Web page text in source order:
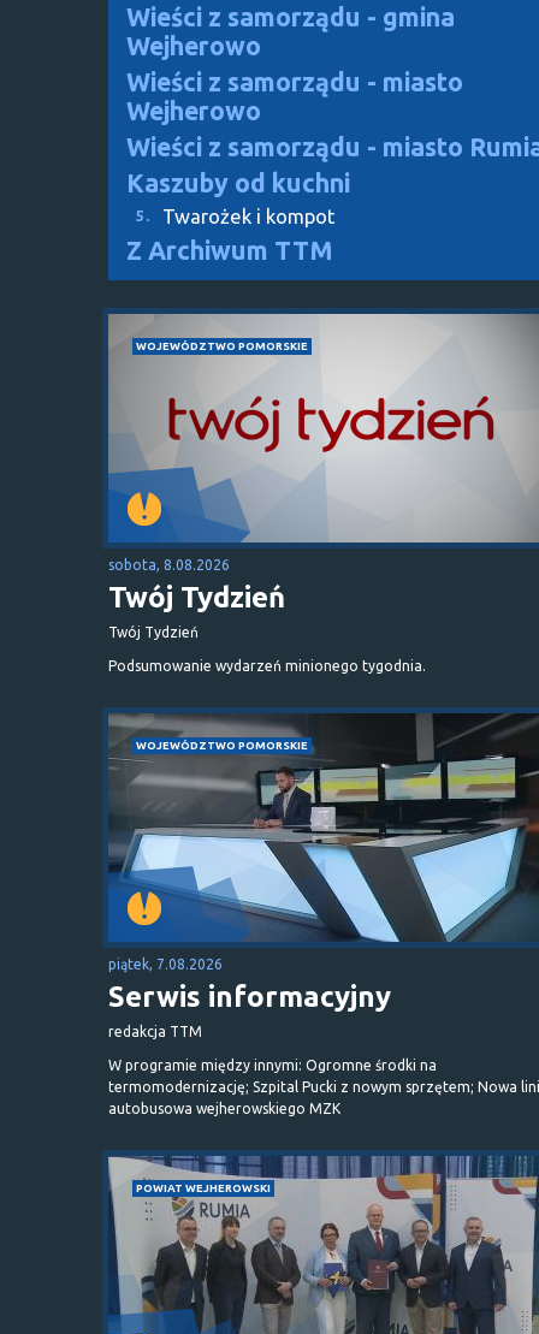
Wieści z samorządu - gmina
Wejherowo
Wieści z samorządu - miasto
Wejherowo
Wieści z samorządu - miasto
Kaszuby od kuchni
5. Twarożek i kompot
Z Archiwum TTM
WOJEWÓDZTWO POMORSKIE
sobota, 8.08.2026
Twój Tydzień
Twój Tydzień
Podsumowanie wydarzeń minionego tygodnia.
WOJEWÓDZTWO POMORSKIE
piątek, 7.08.2026
Serwis informacyjny
redakcja TTM
W programie między innymi: Ogromne środki na
termomodernizację; Szpital Pucki z nowym sprzętem; Nowa
autobusowa wejherowskiego MZK
POWIAT WEJHEROWSKI